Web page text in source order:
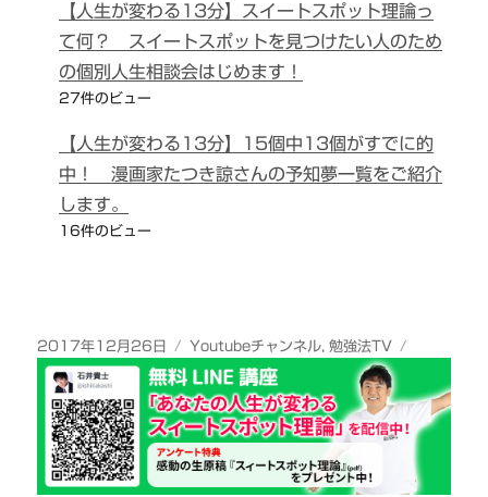
【人生が変わる13分】スイートスポット理論っ
て何？ スイートスポットを見つけたい人のため
の個別人生相談会はじめます！
27件のビュー
【人生が変わる13分】15個中13個がすでに的
中！ 漫画家たつき諒さんの予知夢一覧をご紹介
します。
16件のビュー
投
稿
2017年12月26日
カ
テ
ゴ
リ
ー
Youtubeチャンネル,勉強法TV